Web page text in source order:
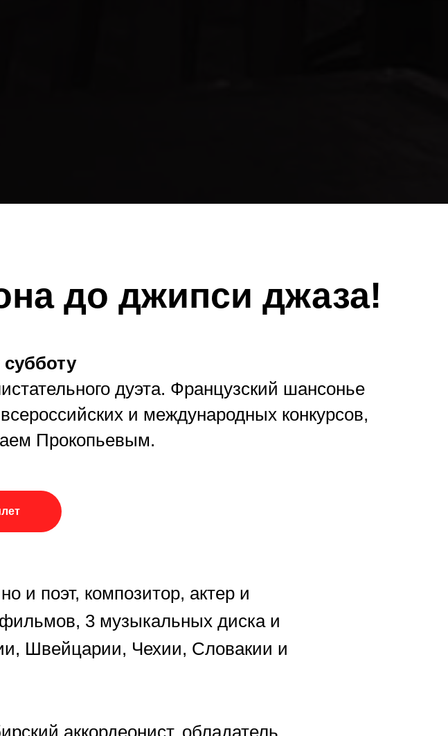
до джипси джаза!
субботу
дуэта. Французский шансонье
и международных конкурсов,
Прокопьевым.
и поэт, композитор, актер и
3 музыкальных диска и
Швейцарии, Чехии, Словакии и